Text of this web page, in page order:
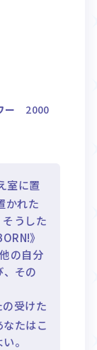
ー
2000
室に置
かれた
うした
》
の自分
その
受けた
たはこ
。